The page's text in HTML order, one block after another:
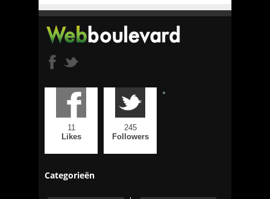
11
Likes
245
Followers
Categorieën